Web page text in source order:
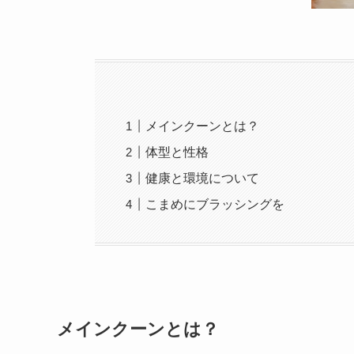
メインクーンとは？
体型と性格
健康と環境について
こまめにブラッシングを
メインクーンとは？